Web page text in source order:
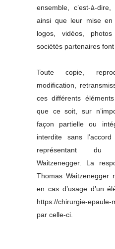
ensemble, c’est-à-
ainsi que leur mise en
logos, vidéos,
sociétés partenaires font
Toute copie,
modification,
ces différents
que ce soit, sur
façon partielle ou
interdite sans
représentant du
Waitzenegger. La
Thomas Waitzenegger
en cas d’usage d’un
https://chirurgie-
par celle-ci.